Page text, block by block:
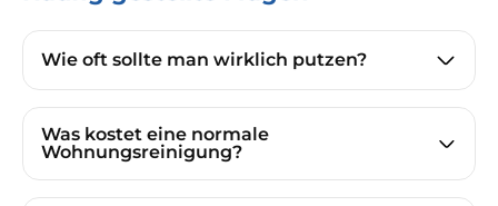
Wie oft sollte man wirklich putzen?
Was kostet eine normale
Wohnungsreinigung?